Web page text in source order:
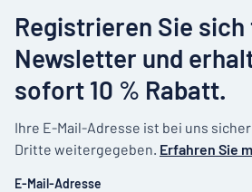
Registrieren Sie
Newsletter und
sofort 10 % Rabatt.
Ihre E-Mail-Adresse ist bei uns
Dritte weitergegeben. Erfahren Sie
E-Mail-Adresse